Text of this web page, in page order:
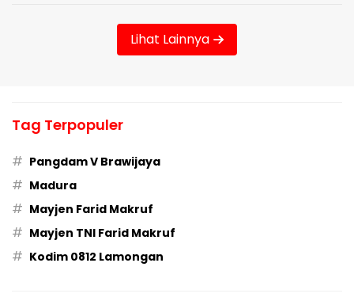
Lihat Lainnya
Tag Terpopuler
# Pangdam V Brawijaya
# Madura
# Mayjen Farid Makruf
# Mayjen TNI Farid Makruf
# Kodim 0812 Lamongan